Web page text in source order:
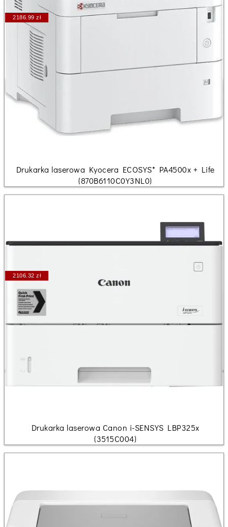
2186.99 zł
Drukarka laserowa Kyocera ECOSYS* PA4500x + Life
(870B6110C0Y3NL0)
2106.32 zł
Drukarka laserowa Canon i-SENSYS LBP325x
(3515C004)